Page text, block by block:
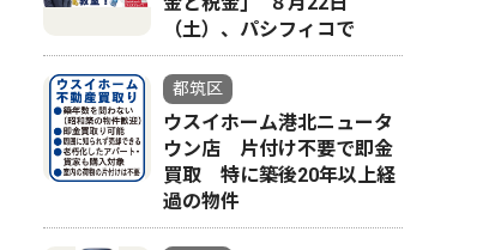
（土）、パシフィコで
都筑区
ウスイホーム港北ニュータ
ウン店 片付け不要で即金
買取 特に築後20年以上経
過の物件